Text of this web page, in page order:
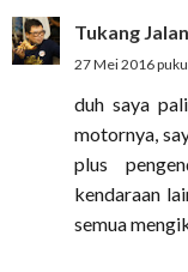
Tukang
27 Mei 2016
duh saya
motornya,
plus
kendaraan
semua